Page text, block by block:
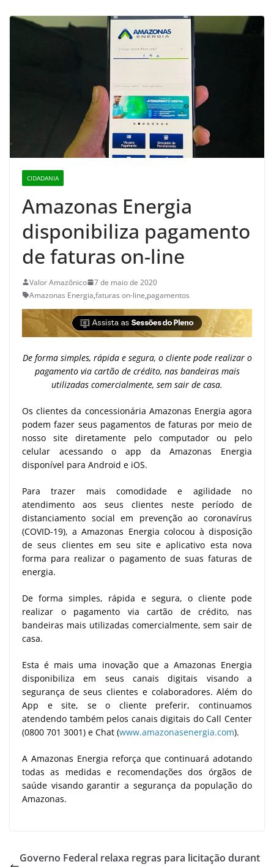
CIDADANIA
Amazonas Energia
disponibiliza pagamento
de faturas on-line
Valor Amazônico
7 de maio de 2020
Amazonas Energia,faturas on-line,pagamentos
De forma simples, rápida e segura, o cliente pode realizar o
pagamento via cartão de crédito, nas bandeiras mais
utilizadas comercialmente, sem sair de casa.
Os clientes da concessionária Amazonas Energia agora
podem fazer seus pagamentos de faturas por meio de
nosso site diretamente pelo computador ou pelo
celular acessando o app da Amazonas Energia
disponível para Android e iOS.
Para trazer mais comodidade e agilidade no
atendimento aos seus clientes neste período de
distanciamento social em prevenção ao coronavírus
(COVID-19), a Amazonas Energia colocou à disposição
de seus clientes em seu site e aplicativo esta nova
forma para realizar o pagamento de suas faturas de
energia.
De forma simples, rápida e segura, o cliente pode
realizar o pagamento via cartão de crédito, nas
bandeiras mais utilizadas comercialmente, sem sair de
casa.
Esta é mais uma inovação que a Amazonas Energia
disponibiliza em seus canais digitais visando a
segurança de seus clientes e colaboradores. Além do
App e site, se o cliente preferir, continuamos
atendendo também pelos canais digitais do Call Center
(0800 701 3001) e Chat (www.amazonasenergia.com).
A Amazonas Energia reforça que continuará adotando
todas as medidas e recomendações dos órgãos de
saúde visando garantir a segurança da população do
Amazonas.
Governo Federal relaxa regras para licitação durant